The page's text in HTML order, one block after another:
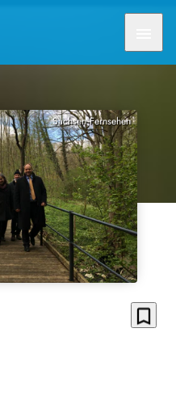
Sachsen Fernsehen
bookmark_border